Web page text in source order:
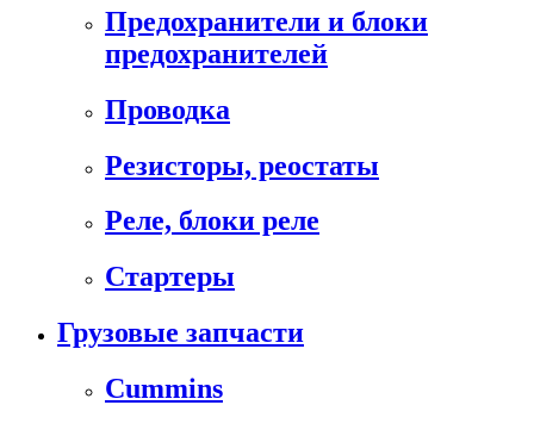
Предохранители и блоки
предохранителей
Проводка
Резисторы, реостаты
Реле, блоки реле
Стартеры
Грузовые запчасти
Cummins